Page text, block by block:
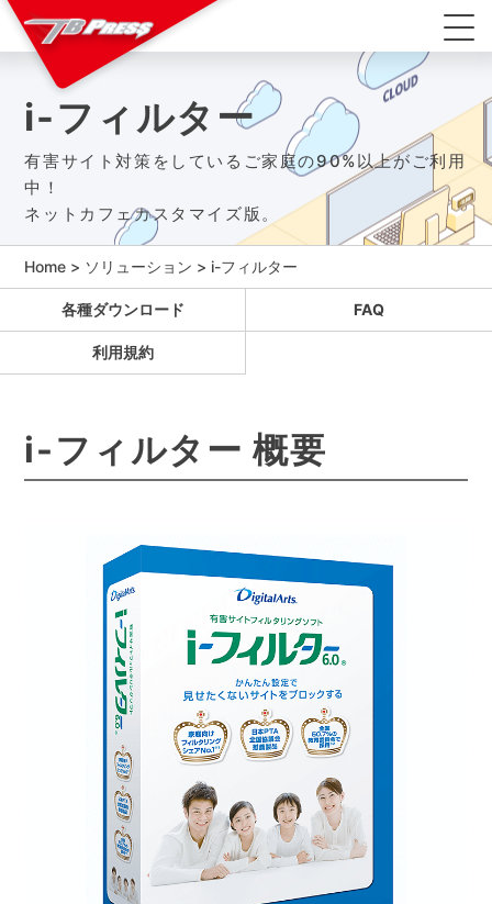
i-フィルター
有害サイト対策をしているご家庭の90%以上がご利用
中！
ネットカフェカスタマイズ版。
Home > ソリューション > i-フィルター
各種ダウンロード FAQ
利用規約
i-フィルター 概要